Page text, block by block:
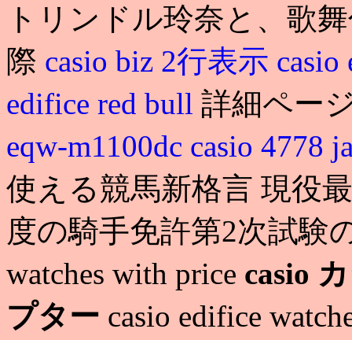
トリンドル玲奈と、歌
際 casio biz 2行表示 casio
edifice red bull 詳細ペー
eqw-m1100dc casio 4778
使える競馬新格言 現役
度の騎手免許第2次試験
watches with price casio
プター casio edifice